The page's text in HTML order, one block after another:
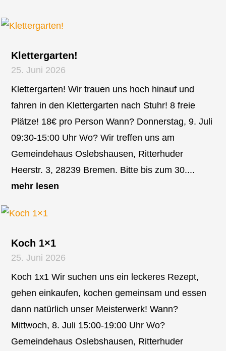
Klettergarten!
25. Juni 2026
Klettergarten! Wir trauen uns hoch hinauf und
fahren in den Klettergarten nach Stuhr! 8 freie
Plätze! 18€ pro Person Wann? Donnerstag, 9. Juli
09:30-15:00 Uhr Wo? Wir treffen uns am
Gemeindehaus Oslebshausen, Ritterhuder
Heerstr. 3, 28239 Bremen. Bitte bis zum 30....
mehr lesen
Koch 1×1
25. Juni 2026
Koch 1x1 Wir suchen uns ein leckeres Rezept,
gehen einkaufen, kochen gemeinsam und essen
dann natürlich unser Meisterwerk! Wann?
Mittwoch, 8. Juli 15:00-19:00 Uhr Wo?
Gemeindehaus Oslebshausen, Ritterhuder